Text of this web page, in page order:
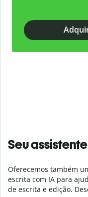
Seu
Oferecemos também
escrita com IA para
de escrita e edição.